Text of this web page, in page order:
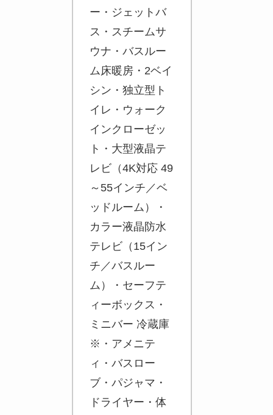
ー・ジェットバ
ス・スチームサ
ウナ・バスルー
ム床暖房・2ベイ
シン・独立型ト
イレ・ウォーク
インクローゼッ
ト・大型液晶テ
レビ（4K対応 49
～55インチ／ベ
ッドルーム）・
カラー液晶防水
テレビ（15イン
チ／バスルー
ム）・セーフテ
ィーボックス・
ミニバー 冷蔵庫
※・アメニテ
ィ・バスロー
ブ・パジャマ・
ドライヤー・体